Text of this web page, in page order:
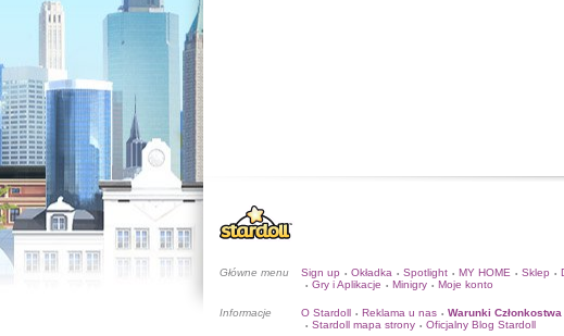
Główne menu Sign up • Okładka • Spotlight • MY HOME • Sklep •
• Gry i Aplikacje • Minigry • Moje konto
Informacje O Stardoll • Reklama u nas • Warunki Członkostwa
• Stardoll mapa strony • Oficjalny Blog Stardoll